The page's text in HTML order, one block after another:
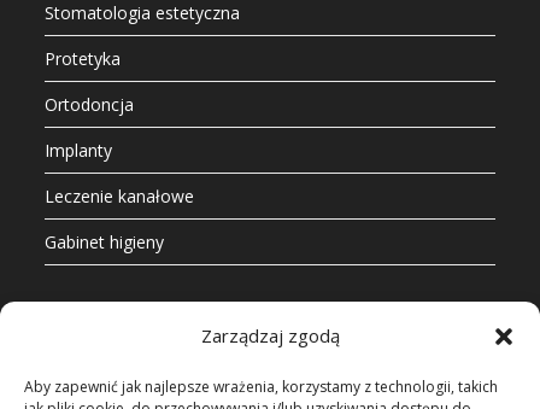
Zarządzaj zgodą
Aby zapewnić jak najlepsze wrażenia, korzystamy z technologii, takich
Stomatologia estetyczna
Protetyka
Ortodoncja
Implanty
Leczenie kanałowe
Gabinet higieny
KONTAKT